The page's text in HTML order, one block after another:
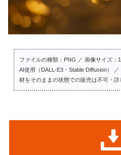
ファイルの種類：PNG ／ 画像サイズ：
AI使用（DALL-E3・Stable Diffusion）
材をそのままの状態での販売は不可・詳